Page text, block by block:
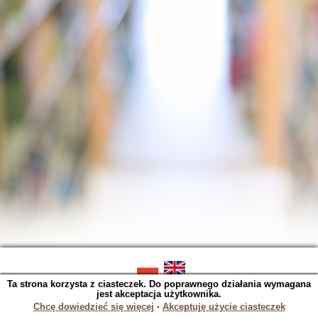
SOWA OPAC v. 5.22.16 (2023-06-07)
Wygenerowano w 0,0298 s.
Ta strona korzysta z ciasteczek. Do poprawnego działania wymagana
jest akceptacja użytkownika.
Chcę dowiedzieć się więcej ∙ Akceptuję użycie ciasteczek